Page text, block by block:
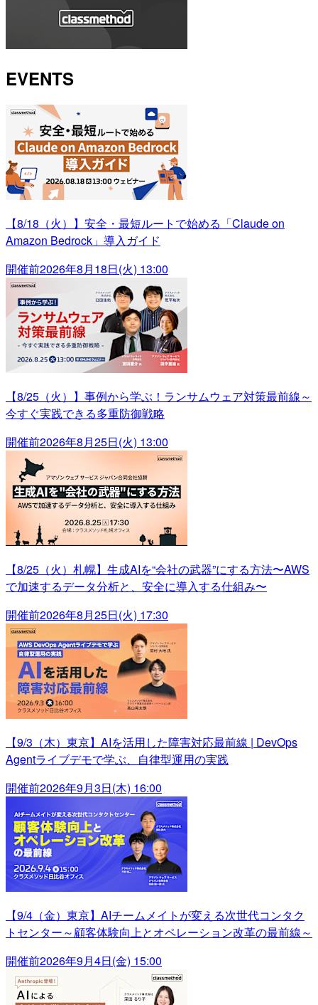
EVENTS
【8/18（火）】安全・最短ルートで始める「Claude on
Amazon Bedrock」導入ガイド
開催前2026年8月18日(火) 13:00
【8/25（火）】事例から学ぶ！ランサムウェア対策最前線～
今すぐ実践できる多重防御戦略
開催前2026年8月25日(火) 13:00
【8/25（火）札幌】生成AIを“会社の武器”にする方法〜AWS
で加速するデータ分析と、安全に導入する仕組み〜
開催前2026年8月25日(火) 17:30
【9/3（木）東京】AIを活用した障害対応最前線 | DevOps
Agentライブデモで学ぶ、自律型運用の実践
開催前2026年9月3日(木) 16:00
【9/4（金）東京】AIチームメイトが変える次世代コンタク
トセンター～顧客体験向上とオペレーション改革の最前線～
開催前2026年9月4日(金) 15:00